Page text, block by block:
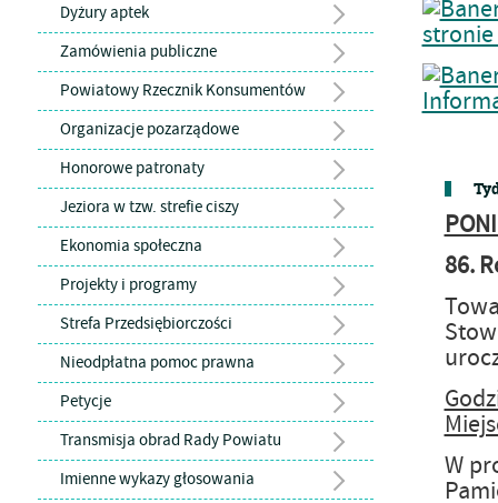
Dyżury aptek
Zamówienia publiczne
Powiatowy Rzecznik Konsumentów
Organizacje pozarządowe
Honorowe patronaty
Jeziora w tzw. strefie ciszy
Ekonomia społeczna
Projekty i programy
Strefa Przedsiębiorczości
Nieodpłatna pomoc prawna
Petycje
Transmisja obrad Rady Powiatu
Imienne wykazy głosowania
86.
W